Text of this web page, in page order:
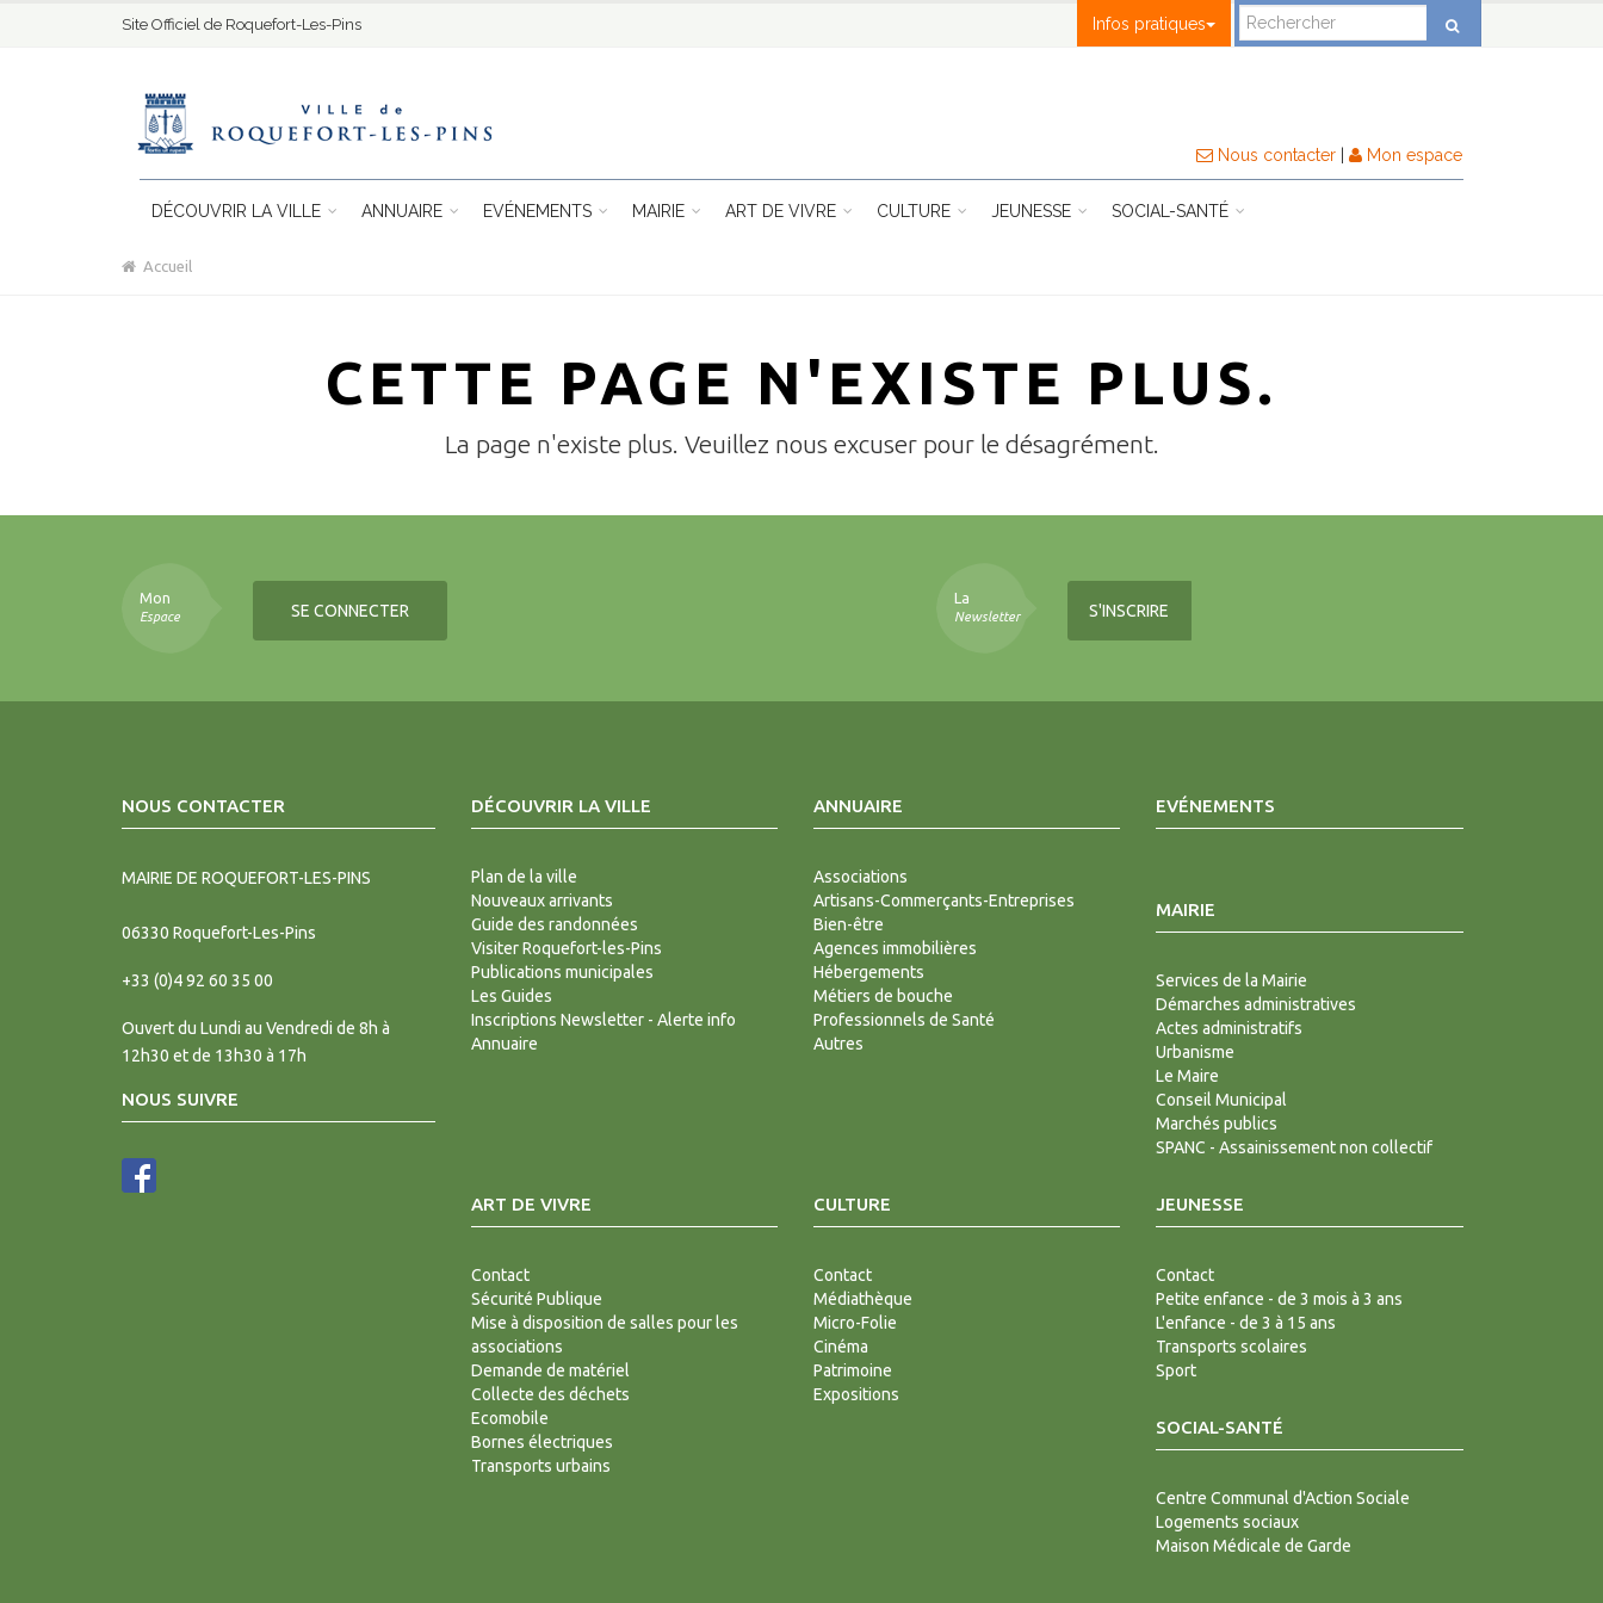
Site Officiel de Roquefort-Les-Pins Infos pratiques
Nous contacter Mon espace
DÉCOUVRIR LA VILLE ANNUAIRE EVÉNEMENTS MAIRIE ART DE VIVRE CULTURE JEUNESSE SOCIAL-SANTÉ
Accueil
CETTE PAGE N'EXISTE PLUS.
La page n'existe plus. Veuillez nous excuser pour le désagrément.
Mon
Espace SE CONNECTER
La
Newsletter
NOUS CONTACTER
MAIRIE DE ROQUEFORT-LES-PINS
06330 Roquefort-Les-Pins
+33 (0)4 92 60 35 00
Ouvert du Lundi au Vendredi de 8h à
12h30 et de 13h30 à 17h
NOUS SUIVRE
DÉCOUVRIR LA VILLE
Plan de la ville
Nouveaux arrivants
Guide des randonnées
Visiter Roquefort-les-Pins
Publications municipales
Les Guides
Inscriptions Newsletter - Alerte info
Annuaire
ANNUAIRE
Associations
Artisans-Commerçants-Entreprises
Bien-être
Agences immobilières
Hébergements
Métiers de bouche
Professionnels de Santé
Autres
EVÉNEMENTS
MAIRIE
Services de la Mairie
Démarches administratives
Actes administratifs
Urbanisme
Le Maire
Conseil Municipal
Marchés publics
SPANC - Assainissement non collectif
ART DE VIVRE
Contact
Sécurité Publique
Mise à disposition de salles pour les
associations
Demande de matériel
Collecte des déchets
Ecomobile
Bornes électriques
Transports urbains
CULTURE
Contact
Médiathèque
Micro-Folie
Cinéma
Patrimoine
Expositions
JEUNESSE
Contact
Petite enfance - de 3 mois à 3 ans
L'enfance - de 3 à 15 ans
Transports scolaires
Sport
SOCIAL-SANTÉ
Centre Communal d'Action Sociale
Logements sociaux
Maison Médicale de Garde